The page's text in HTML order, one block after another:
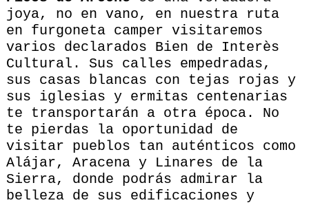
joya, no en vano, en nuestra ruta
en furgoneta camper visitaremos
varios declarados Bien de Interès
Cultural. Sus calles empedradas,
sus casas blancas con tejas rojas y
sus iglesias y ermitas centenarias
te transportarán a otra época. No
te pierdas la oportunidad de
visitar pueblos tan auténticos como
Alájar, Aracena y Linares de la
Sierra, donde podrás admirar la
belleza de sus edificaciones y